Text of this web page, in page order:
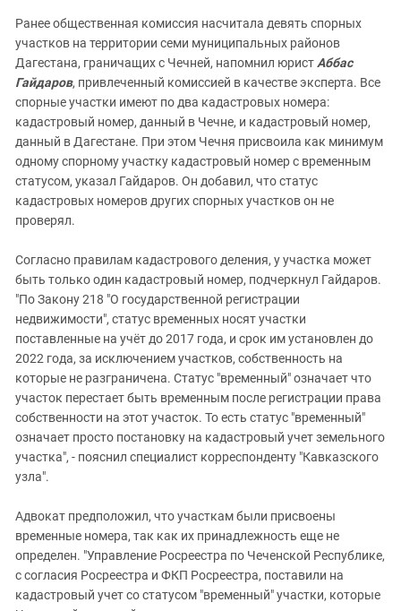
Ранее общественная комиссия насчитала девять спорных
участков на территории семи муниципальных районов
Дагестана, граничащих с Чечней, напомнил юрист Аббас
Гайдаров, привлеченный комиссией в качестве эксперта. Все
спорные участки имеют по два кадастровых номера:
кадастровый номер, данный в Чечне, и кадастровый номер,
данный в Дагестане. При этом Чечня присвоила как минимум
одному спорному участку кадастровый номер с временным
статусом, указал Гайдаров. Он добавил, что статус
кадастровых номеров других спорных участков он не
проверял.
Согласно правилам кадастрового деления, у участка может
быть только один кадастровый номер, подчеркнул Гайдаров.
"По Закону 218 "О государственной регистрации
недвижимости", статус временных носят участки
поставленные на учёт до 2017 года, и срок им установлен до
2022 года, за исключением участков, собственность на
которые не разграничена. Статус "временный" означает что
участок перестает быть временным после регистрации права
собственности на этот участок. То есть статус "временный"
означает просто постановку на кадастровый учет земельного
участка", - пояснил специалист корреспонденту "Кавказского
узла".
Адвокат предположил, что участкам были присвоены
временные номера, так как их принадлежность еще не
определен. "Управление Росреестра по Чеченской Республике,
с согласия Росреестра и ФКП Росреестра, поставили на
кадастровый учет со статусом "временный" участки, которые